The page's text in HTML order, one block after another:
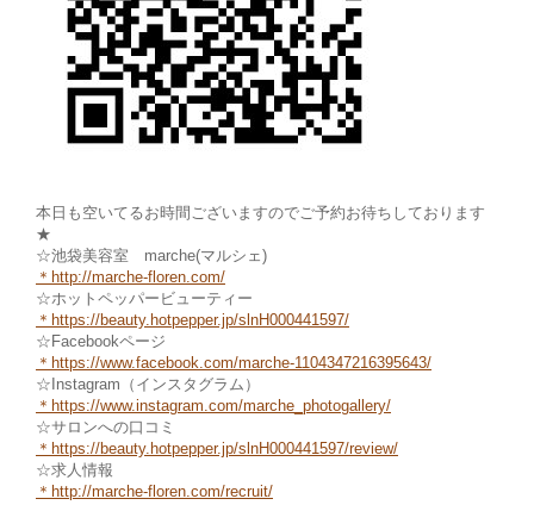
本日も空いてるお時間ございますのでご予約お待ちしております
★
☆池袋美容室 marche(マルシェ)
＊ http://marche-floren.com/
☆ホットペッパービューティー
＊ https://beauty.hotpepper.jp/slnH000441597/
☆Facebookページ
＊https://www.facebook.com/marche-1104347216395643/
☆Instagram（インスタグラム）
＊ https://www.instagram.com/marche_photogallery/
☆サロンへの口コミ
＊https://beauty.hotpepper.jp/slnH000441597/review/
☆求人情報
＊http://marche-fl oren.com/recruit/